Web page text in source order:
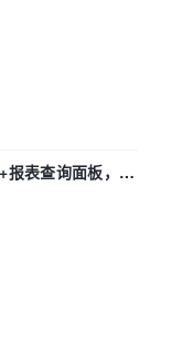
表查询面板，参